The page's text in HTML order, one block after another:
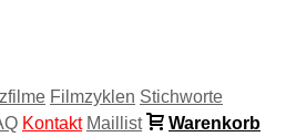
Filmzyklen Stichworte
Kontakt Maillist
Warenkorb